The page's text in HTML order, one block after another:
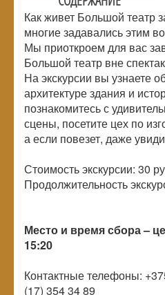
Как живет Большой театр
многие задавались этим
Мы приоткроем для вас
Большой театр вне
На экскурсии вы узнаете
архитектуре здания и
познакомитесь с
сцены, посетите цех по
а если повезет, даже
Стоимость экскурсии: 30
Продолжительность
Место и время сбора –
15:20
Контактные телефоны:
(17) 354 34 89